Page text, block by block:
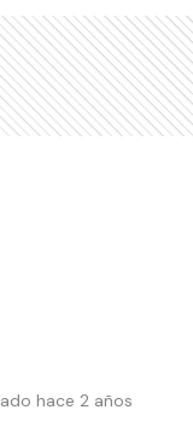
hace 2 años